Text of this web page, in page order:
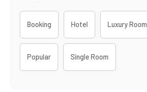
Booking Hotel Luxury Room
Popular Single Room